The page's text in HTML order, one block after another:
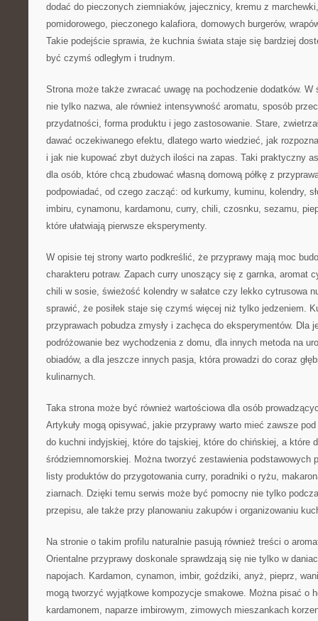
dodać do pieczonych ziemniaków, jajecznicy, kremu z
pomidorowego, pieczonego kalafiora, domowych burgerów,
Takie podejście sprawia, że kuchnia świata staje się bardziej
być czymś odległym i trudnym.
Strona może także zwracać uwagę na pochodzenie dodatków.
nie tylko nazwa, ale również intensywność aromatu, sposób
przydatności, forma produktu i jego zastosowanie. Stare,
dawać oczekiwanego efektu, dlatego warto wiedzieć, jak
i jak nie kupować zbyt dużych ilości na zapas. Taki praktyczny
dla osób, które chcą zbudować własną domową półkę z
podpowiadać, od czego zacząć: od kurkumy, kuminu, kolendry,
imbiru, cynamonu, kardamonu, curry, chili, czosnku, sezamu,
które ułatwiają pierwsze eksperymenty.
W opisie tej strony warto podkreślić, że przyprawy mają moc
charakteru potraw. Zapach curry unoszący się z garnka, aromat
chili w sosie, świeżość kolendry w sałatce czy lekko cytrusowa
sprawić, że posiłek staje się czymś więcej niż tylko jedzeniem.
przyprawach pobudza zmysły i zachęca do eksperymentów. Dla
podróżowanie bez wychodzenia z domu, dla innych metoda na
obiadów, a dla jeszcze innych pasja, która prowadzi do coraz
kulinarnych.
Taka strona może być również wartościowa dla osób
Artykuły mogą opisywać, jakie przyprawy warto mieć zawsze
do kuchni indyjskiej, które do tajskiej, które do chińskiej, a które
śródziemnomorskiej. Można tworzyć zestawienia podstawowych
listy produktów do przygotowania curry, poradniki o ryżu,
ziarnach. Dzięki temu serwis może być pomocny nie tylko
przepisu, ale także przy planowaniu zakupów i organizowaniu
Na stronie o takim profilu naturalnie pasują również treści o
Orientalne przyprawy doskonale sprawdzają się nie tylko w
napojach. Kardamon, cynamon, imbir, goździki, anyż, pieprz,
mogą tworzyć wyjątkowe kompozycje smakowe. Można pisać o
kardamonem, naparze imbirowym, zimowych mieszankach